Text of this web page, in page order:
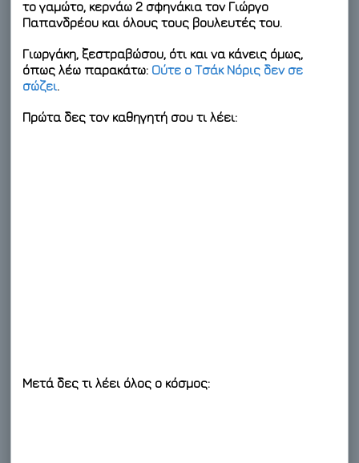
το γαμώτο, κερνάω 2 σφηνάκια τον Γιώργο
Παπανδρέου και όλους τους βουλευτές του.
Γιωργάκη, ξεστραβώσου, ότι και να κάνεις όμως,
όπως λέω παρακάτω: Ούτε ο Τσάκ Νόρις δεν σε
σώζει.
Πρώτα δες τον καθηγητή σου τι λέει:
Μετά δες τι λέει όλος ο κόσμος: